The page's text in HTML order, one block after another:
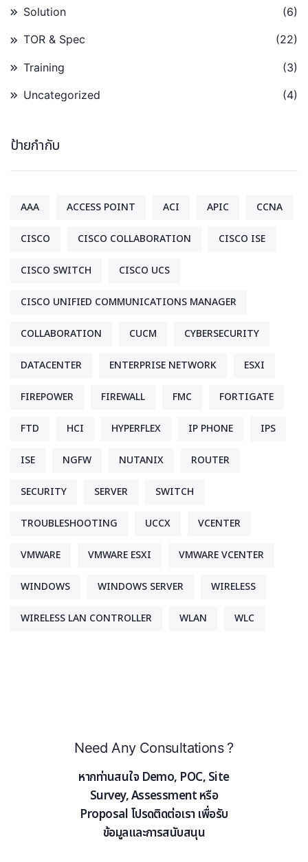
Solution (6)
TOR & Spec (22)
Training (3)
Uncategorized (4)
ป้ายกำกับ
AAA ACCESS POINT ACI APIC CCNA
CISCO CISCO COLLABORATION CISCO ISE
CISCO SWITCH CISCO UCS
CISCO UNIFIED COMMUNICATIONS MANAGER
COLLABORATION CUCM CYBERSECURITY
DATACENTER ENTERPRISE NETWORK ESXI
FIREPOWER FIREWALL FMC FORTIGATE
FTD HCI HYPERFLEX IP PHONE IPS
ISE NGFW NUTANIX ROUTER
SECURITY SERVER SWITCH
TROUBLESHOOTING UCCX VCENTER
VMWARE VMWARE ESXI VMWARE VCENTER
WINDOWS WINDOWS SERVER WIRELESS
WIRELESS LAN CONTROLLER WLAN WLC
Need Any Consultations ?
หากท่านสนใจ Demo, POC, Site
Survey, Assessment หรือ
Proposal โปรดติดต่อเรา เพื่อรับ
ข้อมูลและการสนับสนุน